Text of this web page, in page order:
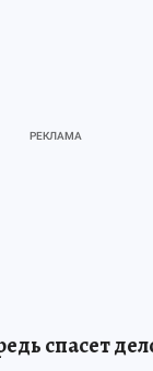
спасет